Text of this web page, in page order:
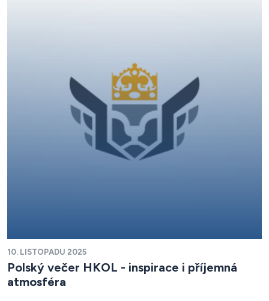
10. LISTOPADU 2025
Polský večer HKOL - inspirace i příjemná
atmosféra